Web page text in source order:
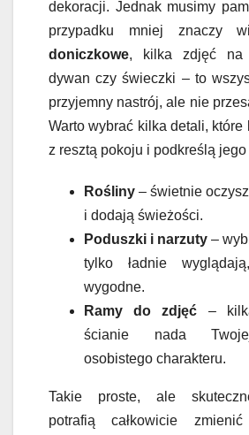
dekoracji. Jednak musimy
przypadku mniej znaczy
doniczkowe, kilka zdjęć na
dywan czy świeczki – to
przyjemny nastrój, ale nie
Warto wybrać kilka detali, które
z resztą pokoju i podkreślą jego
Rośliny – świetnie
i dodają świeżości.
Poduszki i narzuty –
tylko ładnie
wygodne.
Ramy do zdjęć –
ścianie nada
osobistego charakteru.
Takie proste, ale
potrafią całkowicie